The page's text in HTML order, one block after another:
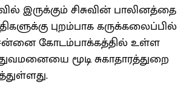
இருக்கும் சிசுவின் பாலினத்தை
புறம்பாக கருக்கலைப்பில்
கோடம்பாக்கத்தில் உள்ள
மூடி சுகாதாரத்துறை